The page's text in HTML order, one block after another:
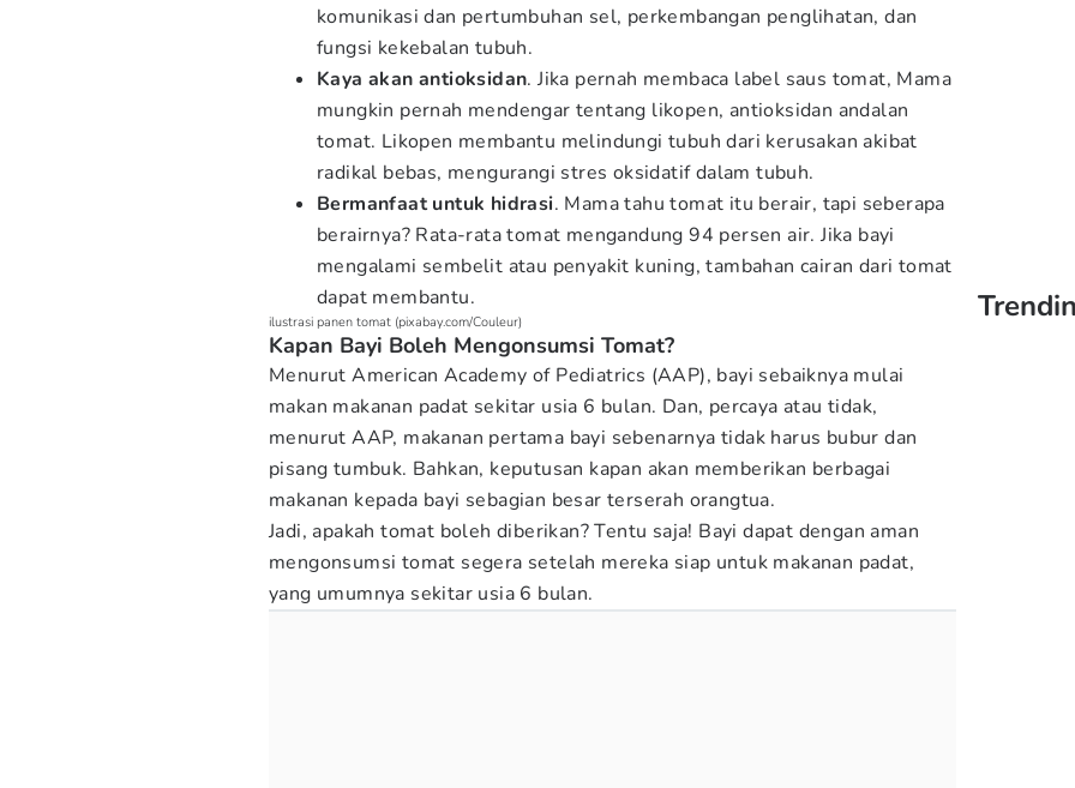
komunikasi dan pertumbuhan sel, perkembangan penglihatan, dan
fungsi kekebalan tubuh.
Kaya akan antioksidan. Jika pernah membaca label saus tomat, Mama
mungkin pernah mendengar tentang likopen, antioksidan andalan
tomat. Likopen membantu melindungi tubuh dari kerusakan akibat
radikal bebas, mengurangi stres oksidatif dalam tubuh.
Bermanfaat untuk hidrasi. Mama tahu tomat itu berair, tapi seberapa
berairnya? Rata-rata tomat mengandung 94 persen air. Jika bayi
mengalami sembelit atau penyakit kuning, tambahan cairan dari tomat
dapat membantu.
ilustrasi panen tomat (pixabay.com/Couleur)
Kapan Bayi Boleh Mengonsumsi Tomat?
Menurut American Academy of Pediatrics (AAP), bayi sebaiknya mulai
makan makanan padat sekitar usia 6 bulan. Dan, percaya atau tidak,
menurut AAP, makanan pertama bayi sebenarnya tidak harus bubur dan
pisang tumbuk. Bahkan, keputusan kapan akan memberikan berbagai
makanan kepada bayi sebagian besar terserah orangtua.
Jadi, apakah tomat boleh diberikan? Tentu saja! Bayi dapat dengan aman
mengonsumsi tomat segera setelah mereka siap untuk makanan padat,
yang umumnya sekitar usia 6 bulan.